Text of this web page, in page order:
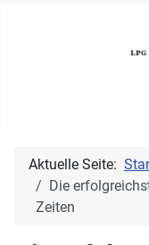
Aktuelle Seite:
Die
Zeiten